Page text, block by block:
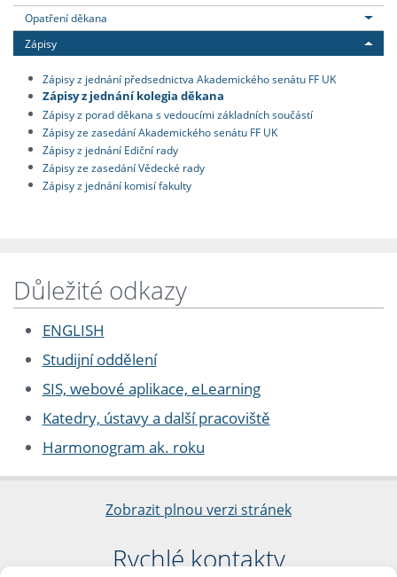
Opatření děkana
Zápisy
Zápisy z jednání předsednictva Akademického senátu FF UK
Zápisy z jednání kolegia děkana
Zápisy z porad děkana s vedoucími základních součástí
Zápisy ze zasedání Akademického senátu FF UK
Zápisy z jednání Ediční rady
Zápisy ze zasedání Vědecké rady
Zápisy z jednání komisí fakulty
Důležité odkazy
ENGLISH
Studijní oddělení
SIS, webové aplikace, eLearning
Katedry, ústavy a další pracoviště
Harmonogram ak. roku
Zobrazit plnou verzi stránek
Rychlé kontakty